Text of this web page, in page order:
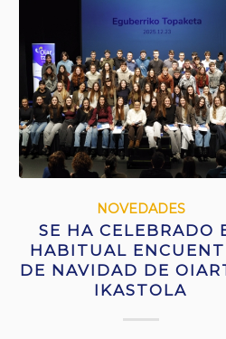
NOVEDADES
SE HA CELEBRADO
HABITUAL
DE NAVIDAD DE
IKASTOLA